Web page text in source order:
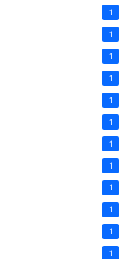
1
1
1
1
1
1
1
1
1
1
1
1